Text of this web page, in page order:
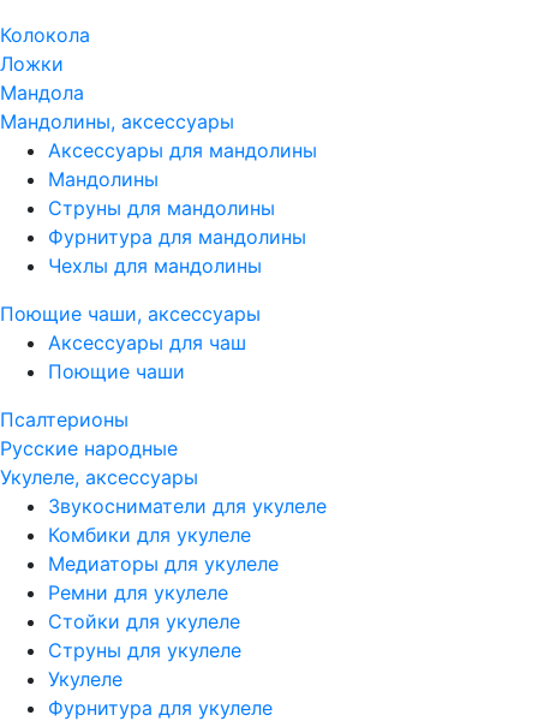
Колокола
Ложки
Мандола
Мандолины, аксессуары
Аксессуары для мандолины
Мандолины
Струны для мандолины
Фурнитура для мандолины
Чехлы для мандолины
Поющие чаши, аксессуары
Аксессуары для чаш
Поющие чаши
Псалтерионы
Русские народные
Укулеле, аксессуары
Звукосниматели для укулеле
Комбики для укулеле
Медиаторы для укулеле
Ремни для укулеле
Стойки для укулеле
Струны для укулеле
Укулеле
Фурнитура для укулеле